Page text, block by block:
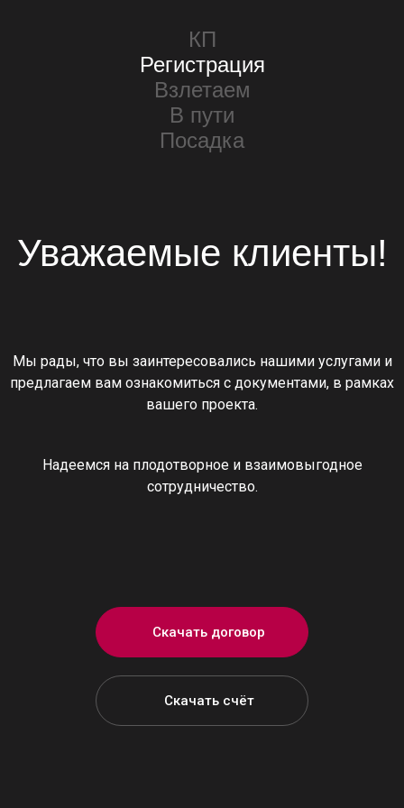
КП
Регистрация
Взлетаем
В пути
Посадка
Уважаемые клиенты!
Мы рады, что вы заинтересовались нашими услугами и
предлагаем вам ознакомиться с документами, в рамках
вашего проекта.
Надеемся на плодотворное и взаимовыгодное
сотрудничество.
Скачать договор
Скачать счёт